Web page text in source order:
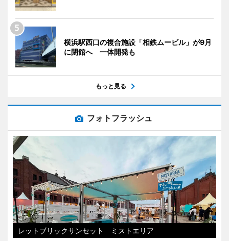
横浜駅西口の複合施設「相鉄ムービル」が9月
に閉館へ 一体開発も
もっと見る
フォトフラッシュ
レットブリックサンセット ミストエリア